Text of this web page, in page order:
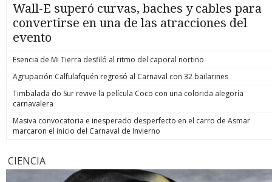
Wall-E superó curvas, baches y cables para
convertirse en una de las atracciones del
evento
Esencia de Mi Tierra desfiló al ritmo del caporal nortino
Agrupación Calfulafquén regresó al Carnaval con 32 bailarines
Timbalada do Sur revive la película Coco con una colorida alegoría
carnavalera
Masiva convocatoria e inesperado desperfecto en el carro de Asmar
marcaron el inicio del Carnaval de Invierno
CIENCIA